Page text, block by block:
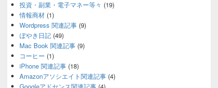
投資・副業・電子マネー等々 (19)
情報商材 (1)
Wordpress 関連記事 (9)
ぼやき日記 (49)
Mac Book 関連記事 (9)
コーヒー (1)
iPhone 関連記事 (18)
Amazonアソシエイト関連記事 (4)
Googleアドセンス関連記事 (4)